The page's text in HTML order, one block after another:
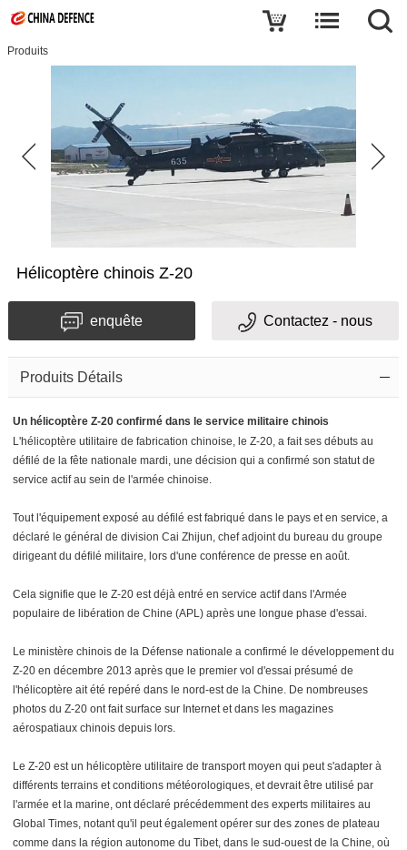
Produits
Hélicoptère chinois Z-20
enquête Contactez - nous
Produits Détails
Un hélicoptère Z-20 confirmé dans le service militaire chinois
L'hélicoptère utilitaire de fabrication chinoise, le Z-20, a fait ses débuts au
défilé de la fête nationale mardi, une décision qui a confirmé son statut de
service actif au sein de l'armée chinoise.
Tout l'équipement exposé au défilé est fabriqué dans le pays et en service, a
déclaré le général de division Cai Zhijun, chef adjoint du bureau du groupe
dirigeant du défilé militaire, lors d'une conférence de presse en août.
Cela signifie que le Z-20 est déjà entré en service actif dans l'Armée
populaire de libération de Chine (APL) après une longue phase d'essai.
Le ministère chinois de la Défense nationale a confirmé le développement du
Z-20 en décembre 2013 après que le premier vol d'essai présumé de
l'hélicoptère ait été repéré dans le nord-est de la Chine. De nombreuses
photos du Z-20 ont fait surface sur Internet et dans les magazines
aérospatiaux chinois depuis lors.
Le Z-20 est un hélicoptère utilitaire de transport moyen qui peut s'adapter à
différents terrains et conditions météorologiques, et devrait être utilisé par
l'armée et la marine, ont déclaré précédemment des experts militaires au
Global Times, notant qu'il peut également opérer sur des zones de plateau
comme dans la région autonome du Tibet, dans le sud-ouest de la Chine, où